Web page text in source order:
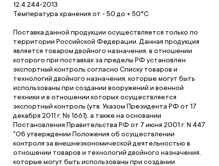
12.4.244-2013
Температура хранения от - 50 до + 50°С
Поставка данной продукции осуществляется только по
территории Российской Федерации. Данная продукция
является товаром двойного назначения, в отношении
которого при поставках за пределы РФ установлен
экспортный контроль согласно Списку товаров и
технологий двойного назначения, которые могут быть
использованы при создании вооружений и военной
техники и в отношении которых осуществляется
экспортный контроль (утв. Указом Президента РФ от 17
декабря 2011 г. № 1661), а также на основании
Постановления Правительства РФ от 7 июня 2001 г. N 447
"Об утверждении Положения об осуществлении
контроля за внешнеэкономической деятельностью в
отношении товаров и технологий двойного назначения,
которые могут быть использованы при создании